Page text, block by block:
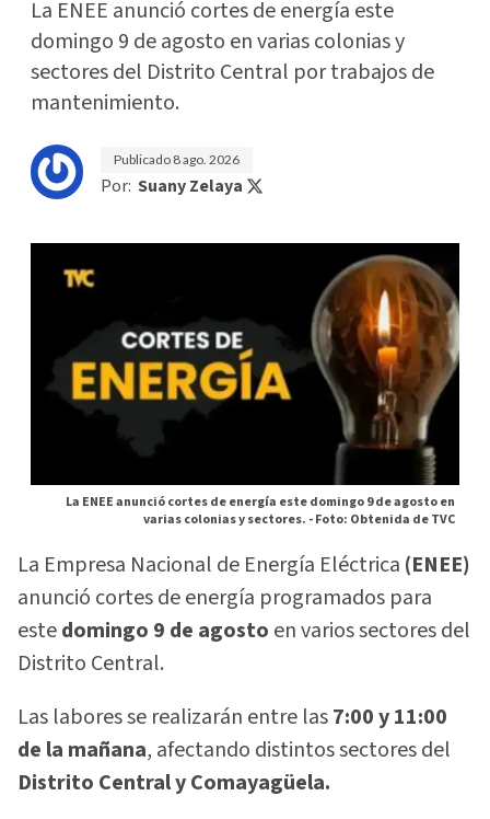
La ENEE anunció cortes de energía este
domingo 9 de agosto en varias colonias y
sectores del Distrito Central por trabajos de
mantenimiento.
Publicado 8 ago. 2026
Por: Suany Zelaya
La ENEE anunció cortes de energía este domingo 9 de agosto en
varias colonias y sectores. -Foto: Obtenida de TVC
La Empresa Nacional de Energía Eléctrica (ENEE)
anunció cortes de energía programados para
estedomingo 9 de agosto en varios sectores del
Distrito Central.
Las labores se realizarán entre las7:00 y 11:00
de la mañana, afectando distintos sectores del
Distrito Central y Comayagüela.